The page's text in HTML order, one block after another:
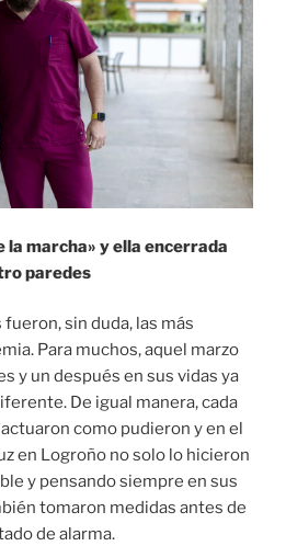
la marcha» y ella encerrada
paredes
sin duda, las más
Para muchos, aquel marzo
y un después en sus vidas ya
De igual manera, cada
como pudieron y en el
en Logroño no solo lo hicieron
y pensando siempre en sus
tomaron medidas antes de
de alarma.